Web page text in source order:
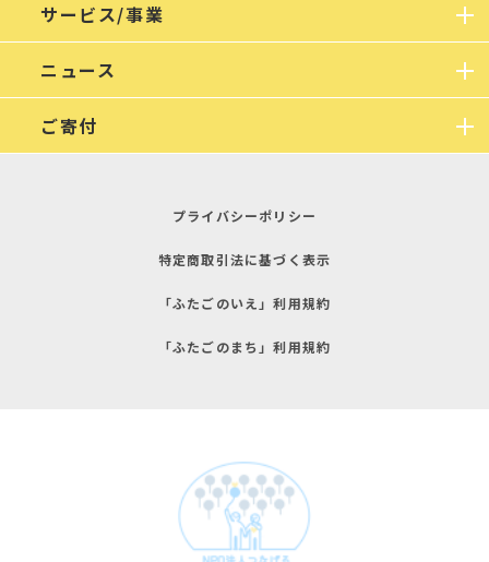
サービス/事業
ニュース
ご寄付
プライバシーポリシー
特定商取引法に基づく表示
「ふたごのいえ」利用規約
「ふたごのまち」利用規約